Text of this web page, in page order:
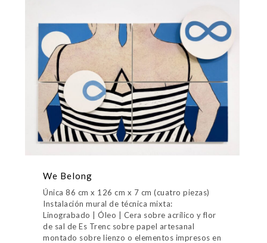
We Belong
Única 86 cm x 126 cm x 7 cm (cuatro piezas)
Instalación mural de técnica mixta:
Linograbado | Óleo | Cera sobre acrílico y flor
de sal de Es Trenc sobre papel artesanal
montado sobre lienzo o elementos impresos en